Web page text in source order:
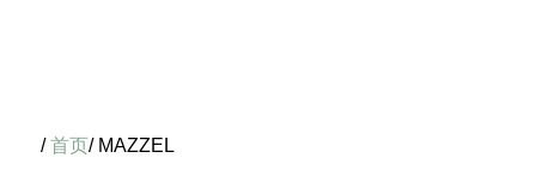
/首页/ MAZZEL